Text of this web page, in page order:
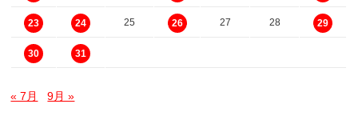
23 24 25 26 27 28 29
30 31
« 7月 9月 »